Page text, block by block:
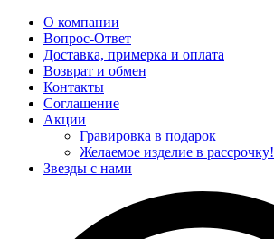
О компании
Вопрос-Ответ
Доставка, примерка и оплата
Возврат и обмен
Контакты
Соглашение
Акции
Гравировка в подарок
Желаемое изделие в рассрочку!
Звезды с нами